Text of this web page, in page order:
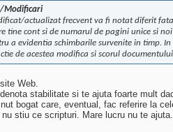
Modificari
actualizat frecvent va fi notat diferit
tine cont si de numarul de pagini unice si
a evidentia schimbarile survenite in timp.
de acestea modifica si scorul
Web.
stabilitate si te ajuta foarte mult
bogat care, eventual, fac referire la
stiu ce scripturi. Mare lucru nu te